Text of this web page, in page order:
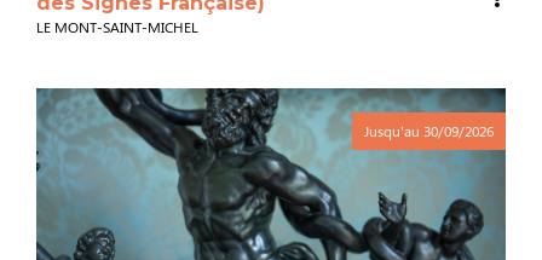
LE MONT-SAINT-MICHEL
Jusqu'au 30/09/2026